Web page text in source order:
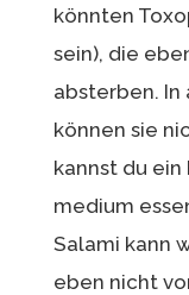
könnten
sein), die
absterben. In
können sie
kannst du
medium
Salami kann
eben nicht